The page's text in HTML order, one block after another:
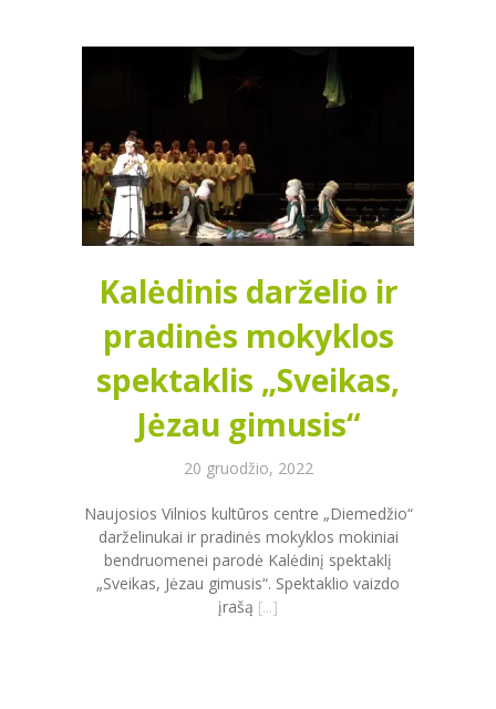
Kalėdinis darželio ir
pradinės mokyklos
spektaklis „Sveikas,
Jėzau gimusis“
20 gruodžio, 2022
Naujosios Vilnios kultūros centre „Diemedžio“
darželinukai ir pradinės mokyklos mokiniai
bendruomenei parodė Kalėdinį spektaklį
„Sveikas, Jėzau gimusis“. Spektaklio vaizdo
įrašą [...]